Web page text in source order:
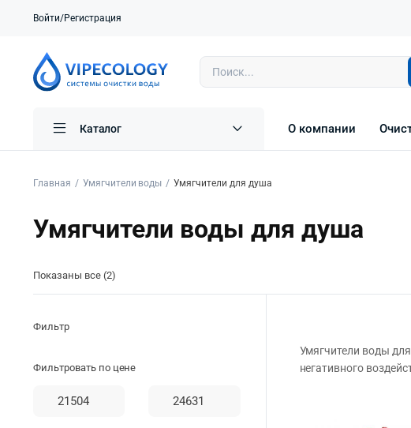
Войти/Регистрация
Каталог О компании
Главная Умягчители воды Умягчители для душа
Умягчители воды для душа
Показаны все (2)
Умягчители воды
негативного
Фильтр
Фильтровать по цене